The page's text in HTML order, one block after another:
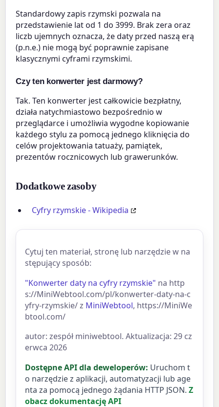
Standardowy zapis rzymski pozwala na
przedstawienie lat od 1 do 3999. Brak zera oraz
liczb ujemnych oznacza, że daty przed naszą erą
(p.n.e.) nie mogą być poprawnie zapisane
klasycznymi cyframi rzymskimi.
Czy ten konwerter jest darmowy?
Tak. Ten konwerter jest całkowicie bezpłatny,
działa natychmiastowo bezpośrednio w
przeglądarce i umożliwia wygodne kopiowanie
każdego stylu za pomocą jednego kliknięcia do
celów projektowania tatuaży, pamiątek,
prezentów rocznicowych lub grawerunków.
Dodatkowe zasoby
Cyfry rzymskie - Wikipedia
Cytuj ten materiał, stronę lub narzędzie w na
stępujący sposób:
"Konwerter daty na cyfry rzymskie" na http
s://MiniWebtool.com/pl/konwerter-daty-na-c
yfry-rzymskie/ z MiniWebtool, https://MiniWe
btool.com/
autor: zespół miniwebtool. Aktualizacja: 29 cz
erwca 2026
Dostępne API dla deweloperów: Uruchom t
o narzędzie z aplikacji, automatyzacji lub age
nta za pomocą jednego żądania HTTP JSON. Z
obacz dokumentację API